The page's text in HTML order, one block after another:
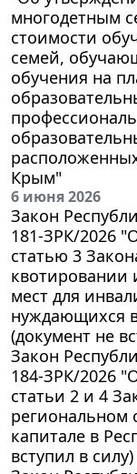
многодетным
стоимости
семей,
обучения на
Крым"
6 июня 2026
Закон
181-ЗРК/2026
статью 3
квотировании
мест для
нуждающихся
(документ не
Закон
184-ЗРК/2026
статьи 2 и 4
региональном
капитале в
вступил в силу)